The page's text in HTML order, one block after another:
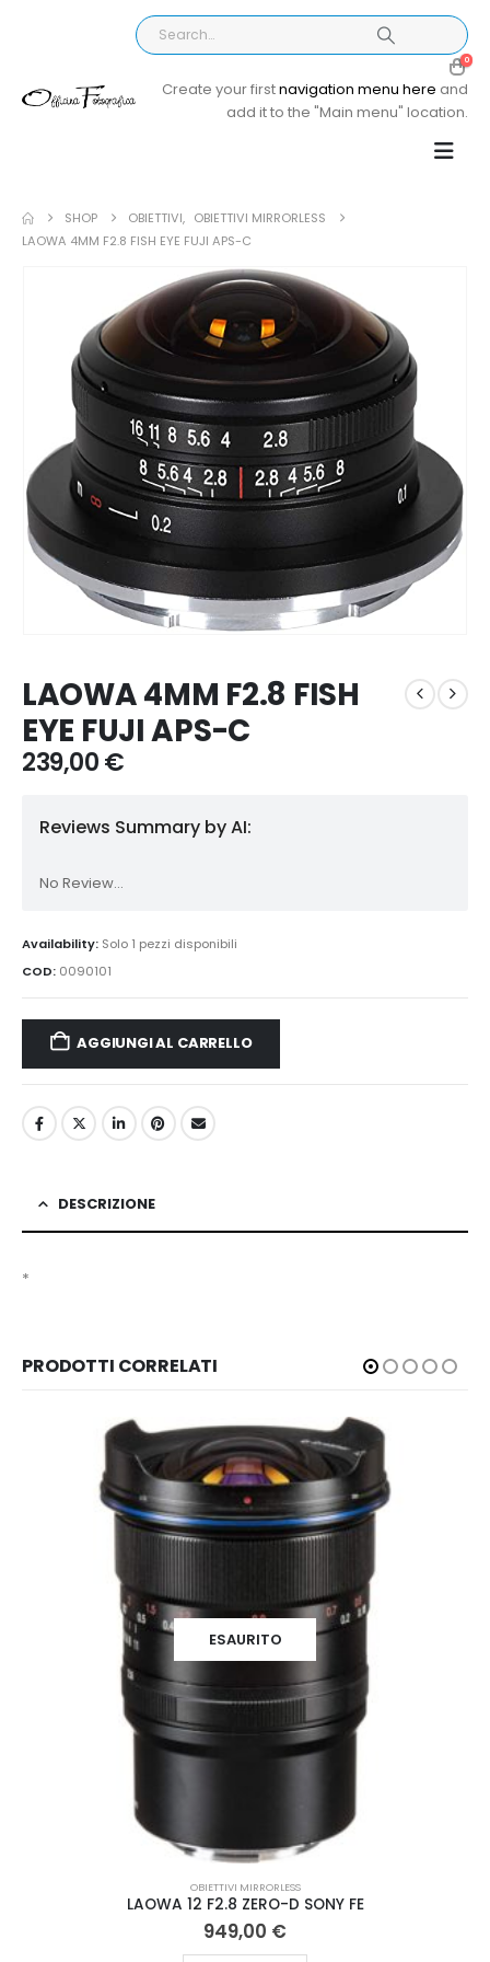
0
Create your firstnavigation menu here and
add it to the "Main menu" location.
SHOP OBIETTIVI, OBIETTIVI MIRRORLESS
LAOWA 4MM F2.8 FISH EYE FUJI APS-C
LAOWA 4MM F2.8 FISH
EYE FUJI APS-C
239,00€
Reviews Summary by AI:
No Review...
Availability: Solo 1 pezzi disponibili
COD: 0090101
AGGIUNGI AL CARRELLO
DESCRIZIONE
*
PRODOTTI CORRELATI
ESAURITO
OBIETTIVI MIRRORLESS
LAOWA 12 F2.8 ZERO-D SONY FE
949,00 €